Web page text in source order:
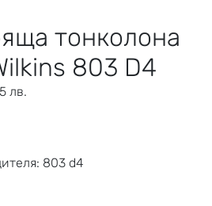
тонколона
803 D4
лв.
803 d4